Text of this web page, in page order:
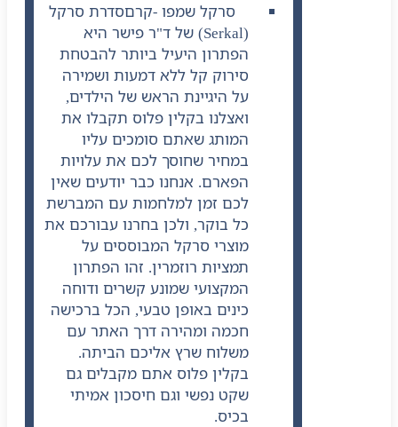
סרקל שמפו -קרםסדרת סרקל
(Serkal) של ד"ר פישר היא
הפתרון היעיל ביותר להבטחת
סירוק קל ללא דמעות ושמירה
על היגיינת הראש של הילדים,
ואצלנו בקלין פלוס תקבלו את
המותג שאתם סומכים עליו
במחיר שחוסך לכם את עלויות
הפארם. אנחנו כבר יודעים שאין
לכם זמן למלחמות עם המברשת
כל בוקר, ולכן בחרנו עבורכם את
מוצרי סרקל המבוססים על
תמציות רוזמרין. זהו הפתרון
המקצועי שמונע קשרים ודוחה
כינים באופן טבעי, הכל ברכישה
חכמה ומהירה דרך האתר עם
משלוח שרץ אליכם הביתה.
בקלין פלוס אתם מקבלים גם
שקט נפשי וגם חיסכון אמיתי
בכיס.